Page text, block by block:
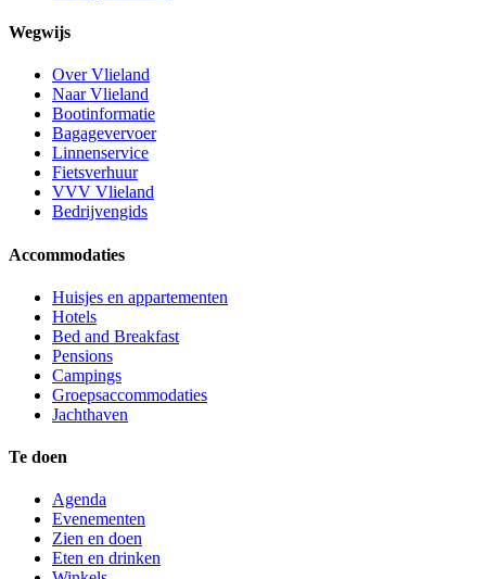
Wegwijs
Over Vlieland
Naar Vlieland
Bootinformatie
Bagagevervoer
Linnenservice
Fietsverhuur
VVV Vlieland
Bedrijvengids
Accommodaties
Huisjes en appartementen
Hotels
Bed and Breakfast
Pensions
Campings
Groepsaccommodaties
Jachthaven
Te doen
Agenda
Evenementen
Zien en doen
Eten en drinken